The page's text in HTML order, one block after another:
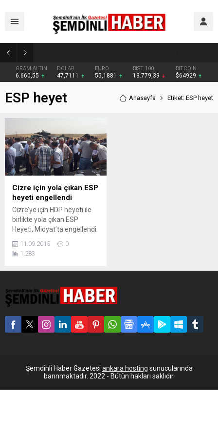
GRAM ALTIN
6.660,55
DOLAR
47,7111
EURO
55,1881
BIST 100
13.779,39
BITCOIN
$64929
ESP heyet Anasayfa Etiket: ESP heyet
Cizre için yola çıkan ESP
heyeti engellendi
Cizre’ye için HDP heyeti ile
birlikte yola çıkan ESP
Heyeti, Midyat’ta engellendi.
Ulusoy’un da içinde olduğu
heyetin İdil’e geçişine bile
tutarak katliam yapan
devlet, abluka alanını
genişleşti. Önceki gün İdil’e
kadar geçişlere izin veren
polis ve asker, dün geceden
11.09.2015
0
1.283
Şemdinli Haber Gazetesi ankara hosting sunucularında
barınmaktadır. 2022 - Bütün hakları saklıdır.